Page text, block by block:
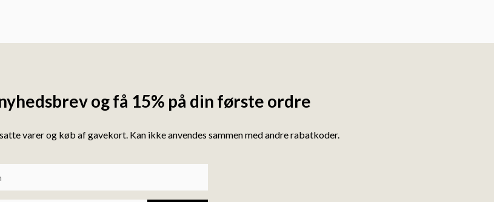
og få 15% på din første ordre
varer og køb af gavekort. Kan ikke anvendes sammen med andre rabatkoder.